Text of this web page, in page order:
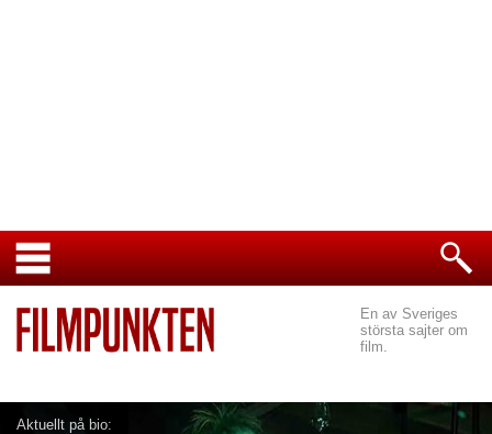
En av Sveriges
största sajter om
film.
Aktuellt på bio: